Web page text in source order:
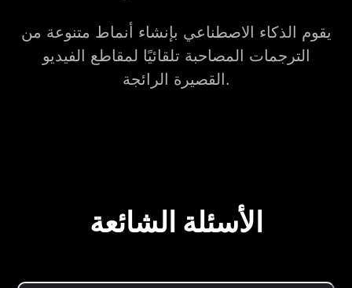
يقوم الذكاء الاصطناعي بإنشاء أنماط متنوعة من
الترجمات المصاحبة تلقائيًا لمقاطع الفيديو
القصيرة الرائجة.
الأسئلة الشائعة